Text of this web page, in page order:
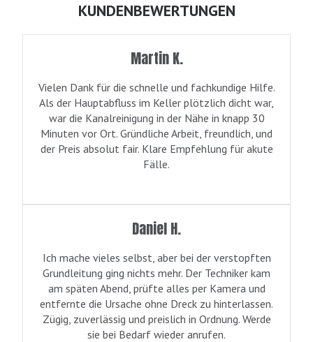
KUNDENBEWERTUNGEN
Martin K.
Vielen Dank für die schnelle und fachkundige Hilfe.
Als der Hauptabfluss im Keller plötzlich dicht war,
war die Kanalreinigung in der Nähe in knapp 30
Minuten vor Ort. Gründliche Arbeit, freundlich, und
der Preis absolut fair. Klare Empfehlung für akute
Fälle.
Daniel H.
Ich mache vieles selbst, aber bei der verstopften
Grundleitung ging nichts mehr. Der Techniker kam
am späten Abend, prüfte alles per Kamera und
entfernte die Ursache ohne Dreck zu hinterlassen.
Zügig, zuverlässig und preislich in Ordnung. Werde
sie bei Bedarf wieder anrufen.